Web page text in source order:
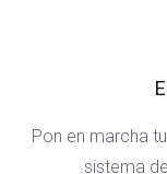
Pon en marcha
sistema